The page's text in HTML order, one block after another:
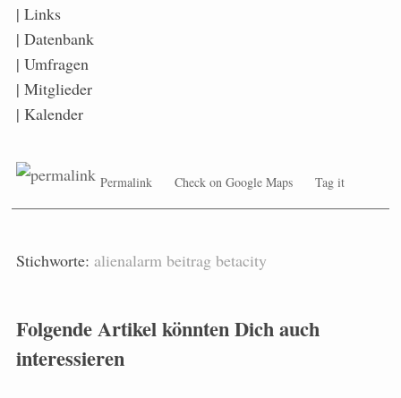
| Links
| Datenbank
| Umfragen
| Mitglieder
| Kalender
Permalink Check on Google Maps Tag it
Stichworte: alienalarm beitrag betacity
Folgende Artikel könnten Dich auch
interessieren